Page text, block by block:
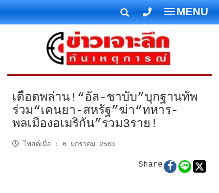
T
o
g
g
l
e
a
v
t
MENU
เดือดพล่าน!“อัล-ชาบับ”บุกฐานทัพ
ร่วม“เคนยา-สหรัฐ”ฆ่า“ทหาร-
พลเมืองอเมริกัน”รวม3ราย!
โพสต์เมื่อ : 6 มกราคม 2563
Share